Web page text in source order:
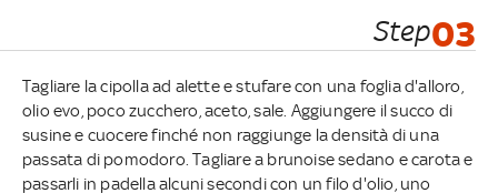
Step03
Tagliare la cipolla ad alette e stufare con una foglia d'alloro,
olio evo, poco zucchero, aceto, sale. Aggiungere il succo di
susine e cuocere finché non raggiunge la densità di una
passata di pomodoro. Tagliare a brunoise sedano e carota e
passarli in padella alcuni secondi con un filo d'olio, uno